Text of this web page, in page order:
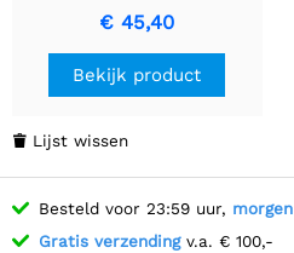
12V CB met verlengde
motoras
€ 45,40
Bekijk product
 Lijst wissen
Besteld voor 23:59 uur, morgen
Gratis verzendingv.a. € 100,-